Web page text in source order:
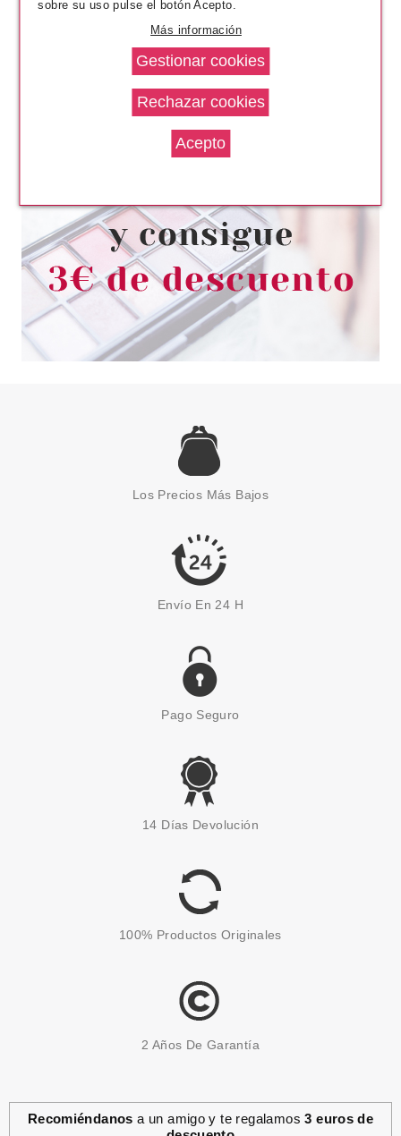
ESSENCE
DE LABIOS 01 SANDY SUNRISE
Pvr 2.49€ desde
ESSENCE
ESSENCE ALICE IN
WONDERLAND EXFOLIANTE
LABIAL 10 ML
3.27€
ESSENCE
BALSAMO LABIAL
2.55€
Los Precios Más Bajos
Envío En 24 H
Pago Seguro
14 Días Devolución
100% Productos Originales
2 Años De Garantía
Recomiéndanos a un amigo y te regalamos3 euros de
sobre su uso pulse el botón Acepto.
Más información